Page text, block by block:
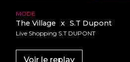
MODE
The Village x S.T Dupont
Live Shopping S.T DUPONT
Voir le replay